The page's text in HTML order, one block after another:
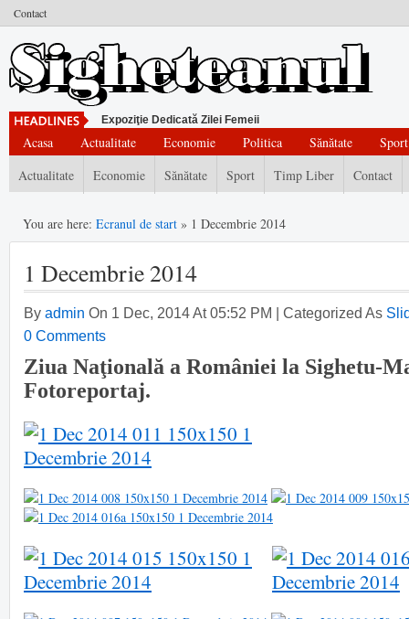
Contact
Expoziţie Dedicată Zilei Femeii
Acasa Actualitate Economie Politica Sănătate
Sport
Actualitate
Economie Sănătate Sport Timp Liber Contact
You are here: Ecranul de start » 1 Decembrie 2014
1 Decembrie 2014
By admin On 1 Dec, 2014 At 05:52 PM | Categorized As
0 Comments
Ziua Naţională a României la Sighetu-
Fotoreportaj.